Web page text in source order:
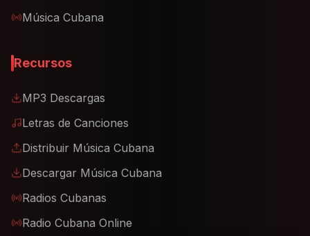
Música Cubana
Recursos
MP3 Descargas
Letras de Canciones
Distribuir Música Cubana
Descargar Música Cubana
Radios Cubanas
Radio Cubana Online